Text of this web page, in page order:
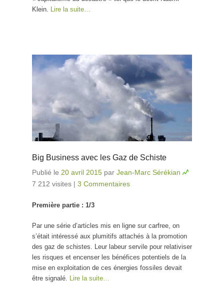
Klein.
Lire la suite…
Big Business avec les Gaz de Schiste
Publié le 20 avril 2015 par Jean-Marc Sérékian
7 212 visites | 3 Commentaires
Première partie : 1/3
Par une série d’articles mis en ligne sur carfree, on
s’était intéressé aux plumitifs attachés à la promotion
des gaz de schistes. Leur labeur servile pour relativiser
les risques et encenser les bénéfices potentiels de la
mise en exploitation de ces énergies fossiles devait
être signalé.
Lire la suite…